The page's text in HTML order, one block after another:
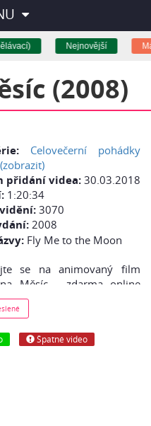
Nejnovější
(2008)
Celovečerní pohádky
přidání videa:30.03.2018
1:20:34
3070
2008
Fly Me to the Moon
se na animovaný film
na Měsíc - zdarma online
dabing) z youtube: Tři
uličníci jsou nerozluční
rozený vůdce, IQ má chytrý
Špatné video